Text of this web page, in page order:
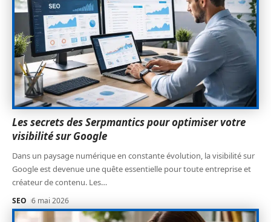
Les secrets des Serpmantics pour optimiser votre
visibilité sur Google
Dans un paysage numérique en constante évolution, la visibilité sur
Google est devenue une quête essentielle pour toute entreprise et
créateur de contenu. Les…
SEO 6 mai 2026